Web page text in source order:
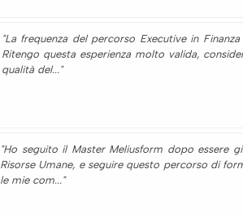
"La frequenza del percorso Executive in
Ritengo questa esperienza molto valida,
qualità del..."
"Ho seguito il Master Meliusform dopo essere
Risorse Umane, e seguire questo percorso di
le mie com..."